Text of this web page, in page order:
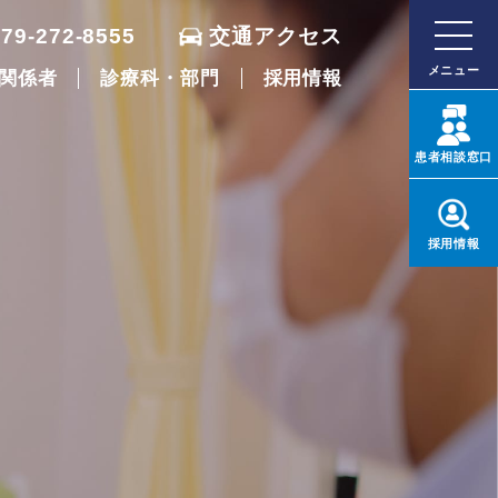
272-8555 交通アクセス
係者 診療科・部門 採用情報 メニュー
患者相談窓口
採用情報